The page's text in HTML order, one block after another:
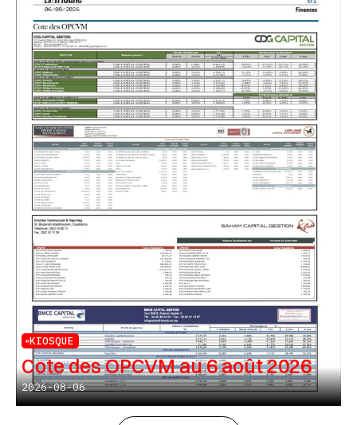
KIOSQUE
Cote des OPCVM au 6 août 2026
2026-08-06